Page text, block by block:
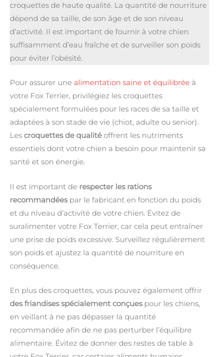
croquettes de haute qualité. La quantité de nourriture
dépend de sa taille, de son âge et de son niveau
d’activité. Il est important de fournir à votre chien
suffisamment d’eau fraîche et de surveiller son poids
pour éviter l’obésité.
Pour assurer une alimentation saine et équilibrée à
votre Fox Terrier, privilégiez les croquettes
spécialement formulées pour les races de sa taille et
adaptées à son stade de vie (chiot, adulte ou senior).
Les croquettes de qualité offrent les nutriments
essentiels dont votre chien a besoin pour maintenir sa
santé et son énergie.
Il est important de respecter les rations
recommandéespar le fabricant en fonction du poids
et du niveau d’activité de votre chien. Évitez de
suralimenter votre Fox Terrier, car cela peut entraîner
une prise de poids excessive. Surveillez régulièrement
son poids et ajustez la quantité de nourriture en
conséquence.
En plus des croquettes, vous pouvez également offrir
des friandises spécialement conçuespour les chiens,
en veillant à ne pas dépasser la quantité
recommandée afin de ne pas perturber l’équilibre
alimentaire. Évitez de donner des restes de table à